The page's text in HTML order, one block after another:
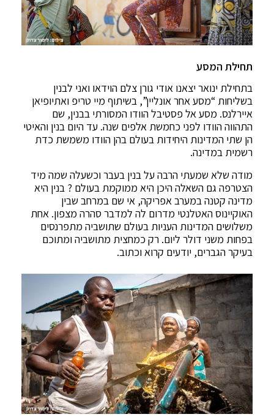
תחילת המסע
בתחילת ינואר יצאנו אודי גורן צלם הוידאו ואני לבנין
בשליחות “מסע אחר אונליין”, בשיתוף מיי טריפ ואתיופיאן
איירלנס. מסע אל פסטיבל הוודו המסורתי בבנין, שם
התהווה הוודו לפני כחמשת אלפים שנה. עד היום בנין והאיטי
הן שתי המדינות היחידות בעולם בהן הוודו משמשת כדת
רשמית במדינה.
מודה שלא שמעתי הרבה על בנין בעבר וכשעלה שמה מיד
הצטרפה גם השאלה היכן היא ממוקמת בעולם ? בנין היא
מדינה קטנה במערב אפריקה, אי שם במרחב שבין
האוקיינוס האטלנטי מדרום לה למדבר סהרה מצפון. אחת
משלושים המדינות העניות בעולם שתושביה מתפרנסים
בפחות משני דולר ליום. רק כמחצית מתושביה ומתוכם
בעיקר הגברים, יודעים קרוא וכתוב.